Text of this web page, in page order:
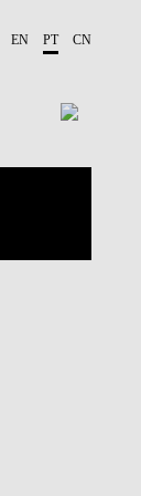
EN PT CN